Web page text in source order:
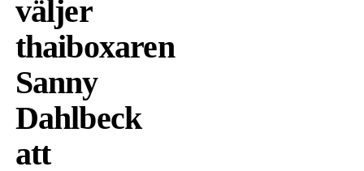
väljer
thaiboxaren
Sanny
Dahlbeck
att